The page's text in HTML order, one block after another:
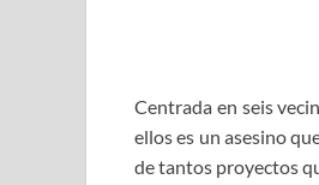
Centrada en seis
ellos es un asesino
de tantos proyectos